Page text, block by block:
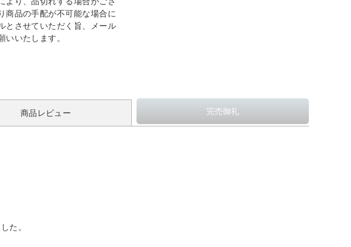
商品の手配が不可能な場合に
とさせていただく旨、メール
いたします。
商品レビュー
た。